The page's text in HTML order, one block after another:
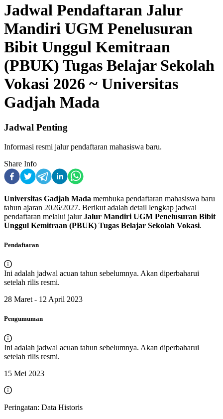
Jadwal Pendaftaran Jalur
Mandiri UGM Penelusuran
Bibit Unggul Kemitraan
(PBUK) Tugas Belajar Sekolah
Vokasi 2026 ~ Universitas
Gadjah Mada
Jadwal Penting
Informasi resmi jalur pendaftaran mahasiswa baru.
Share Info
Universitas Gadjah Mada membuka pendaftaran mahasiswa baru
tahun ajaran 2026/2027. Berikut adalah detail lengkap jadwal
pendaftaran melalui jalur Jalur Mandiri UGM Penelusuran Bibit
Unggul Kemitraan (PBUK) Tugas Belajar Sekolah Vokasi.
Pendaftaran
Ini adalah jadwal acuan tahun sebelumnya. Akan diperbaharui
setelah rilis resmi.
28 Maret - 12 April 2023
Pengumuman
Ini adalah jadwal acuan tahun sebelumnya. Akan diperbaharui
setelah rilis resmi.
15 Mei 2023
Peringatan: Data Historis